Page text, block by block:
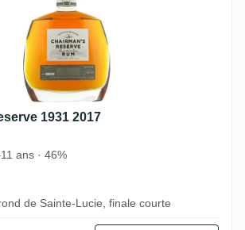
1931 2017
ans · 46%
de Sainte-Lucie, finale courte